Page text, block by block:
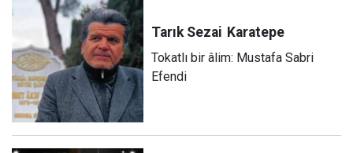
Tarık Sezai Karatepe
Tokatlı bir âlim: Mustafa Sabri
Efendi